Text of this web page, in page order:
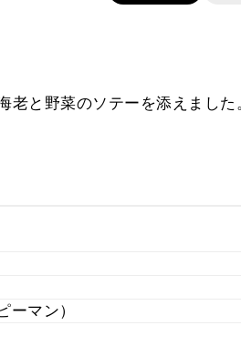
老と野菜のソテーを添えました
マン）